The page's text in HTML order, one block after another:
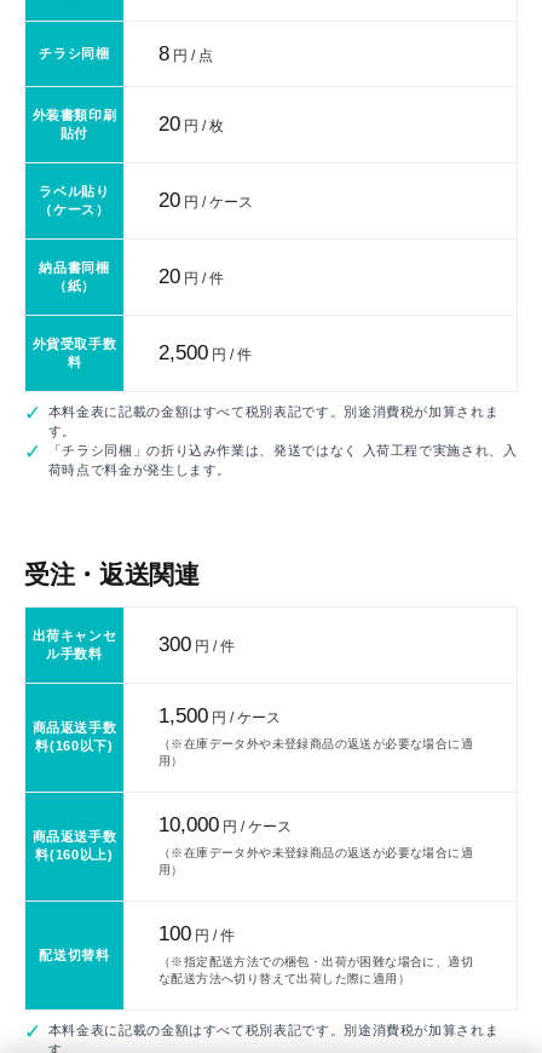
チラシ同梱 8 円 / 点
外装書類印刷
貼付
20 円 / 枚
ラベル貼り
（ケース）
20 円 / ケース
納品書同梱
（紙）
20 円 / 件
外貨受取手数
料
2,500 円 / 件
本料金表に記載の金額はすべて税別表記です。別途消費税が加算されま
す。
「チラシ同梱」の折り込み作業は、発送ではなく 入荷工程で実施され、入
荷時点で料金が発生します。
受注・返送関連
出荷キャンセ
ル手数料
300 円 / 件
商品返送手数
料(160以下)
1,500 円 / ケース
（※在庫データ外や未登録商品の返送が必要な場合に適
用）
商品返送手数
料(160以上)
10,000 円 / ケース
（※在庫データ外や未登録商品の返送が必要な場合に適
用）
配送切替料
100 円 / 件
（※指定配送方法での梱包・出荷が困難な場合に、適切
な配送方法へ切り替えて出荷した際に適用）
本料金表に記載の金額はすべて税別表記です。別途消費税が加算されま
す。